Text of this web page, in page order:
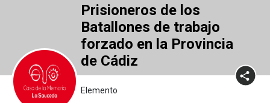
Prisioneros de los
Batallones de trabajo
forzado en la Provincia
de Cádiz
Elemento